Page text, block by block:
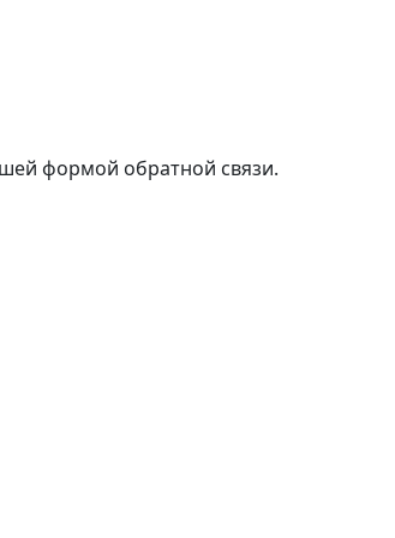
формой обратной связи.